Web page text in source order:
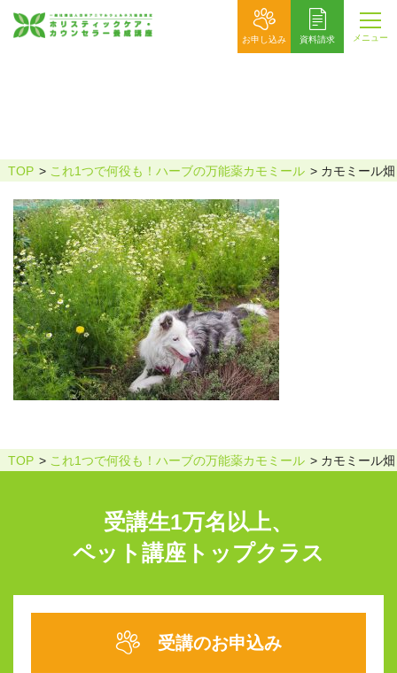
お申し込み 資料請求 メニュー
TOP これ1つで何役も！ハーブの万能薬カモミール カモミール畑
TOP これ1つで何役も！ハーブの万能薬カモミール カモミール畑
受講生1万名以上、
ペット講座トップクラス
受講のお申込み